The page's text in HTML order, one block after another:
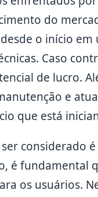
do
o início
Caso
de lucro.
e
que está
considerado
é fundamental
os usuários.